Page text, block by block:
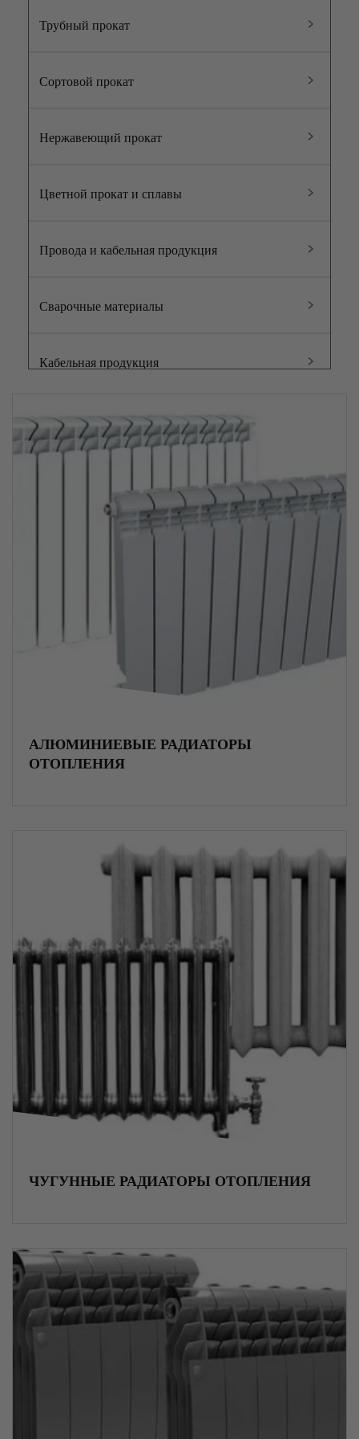
Трубный прокат
Сортовой прокат
Нержавеющий прокат
Цветной прокат и сплавы
Провода и кабельная продукция
Сварочные материалы
Кабельная продукция
Фасонный прокат
Тросы
Нержавеющий прокат
Трубопроводная арматура
Радиаторы отопления
Асбестоцемент
Блоки ФБС
АЛЮМИНИЕВЫЕ РАДИАТОРЫ
ОТОПЛЕНИЯ
ЧУГУННЫЕ РАДИАТОРЫ ОТОПЛЕНИЯ